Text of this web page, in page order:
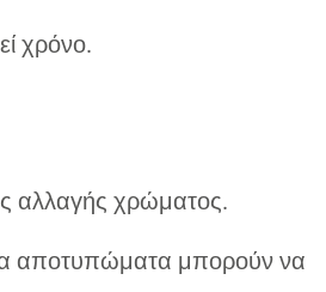
χρόνο.
αλλαγής χρώματος.
αποτυπώματα μπορούν να